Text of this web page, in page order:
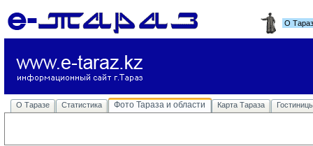
О
О Таразе Статистика Фото Тараза и области Карта Тараза